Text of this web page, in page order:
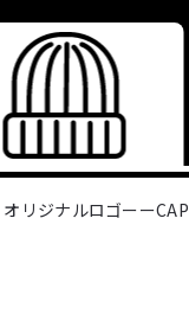
オリジナルロゴーーCAP